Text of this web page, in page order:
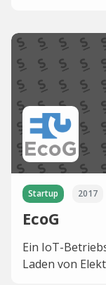
Startup 2017
EcoG
Ein IoT-
Laden von